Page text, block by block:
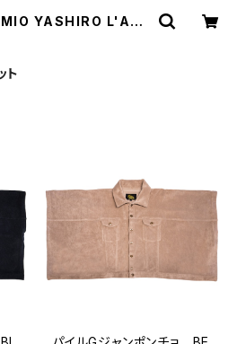
MIO YASHIRO L'ATE
ト